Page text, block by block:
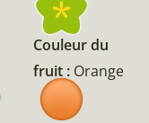
Couleur du
fruit : Orange